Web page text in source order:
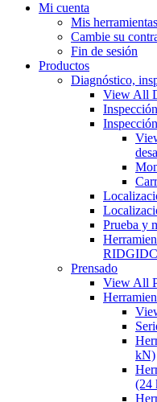
Mi cuenta
Mis herramientas
Cambie su
Fin de sesión
Productos
Diagnóstico,
View All
Prueba y
Prensado
View All
kN)
(24